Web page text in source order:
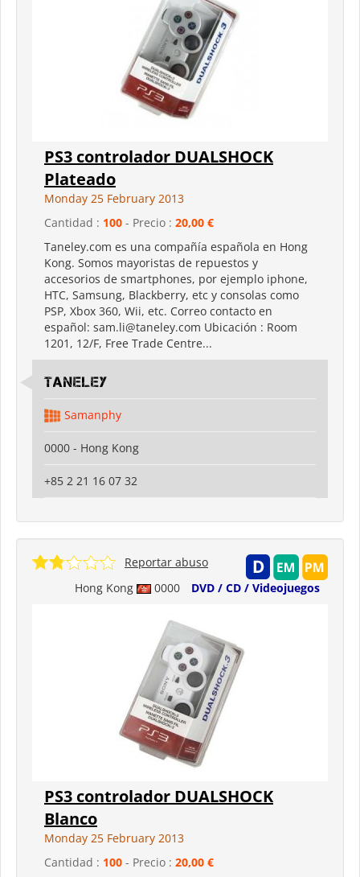
PS3 controlador DUALSHOCK
Plateado
Monday 25 February 2013
Cantidad : 100 - Precio : 20,00 €
Taneley.com es una compañía española en Hong
Kong. Somos mayoristas de repuestos y
accesorios de smartphones, por ejemplo iphone,
HTC, Samsung, Blackberry, etc y consolas como
PSP, Xbox 360, Wii, etc. Correo contacto en
español: sam.li@taneley.com Ubicación : Room
1201, 12/F, Free Trade Centre...
Taneley
Samanphy
0000 - Hong Kong
+85 2 21 16 07 32
Hong Kong 0000 DVD / CD / Videojuegos
Reportar abuso
PS3 controlador DUALSHOCK
Blanco
Monday 25 February 2013
Cantidad : 100 - Precio : 20,00 €